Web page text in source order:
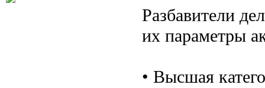
Разбавители
их параметры
• Высшая